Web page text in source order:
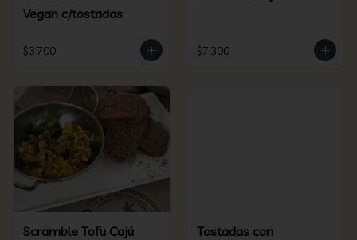
Vegan c/tostadas
$3.700 $7.300
Scramble Tofu Cajú
Tostadas con